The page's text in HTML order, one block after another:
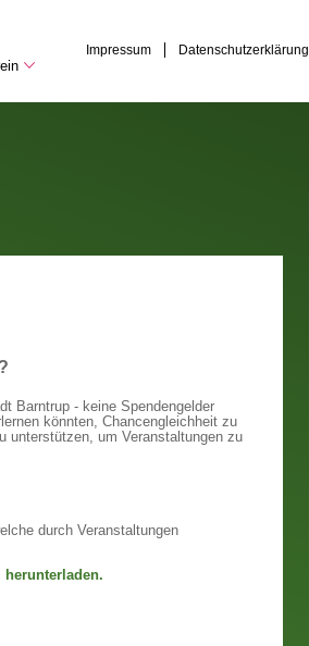
Impressum Datenschutzerklärung
Barntrup - keine Spendengelder
könnten, Chancengleichheit zu
unterstützen, um Veranstaltungen zu
durch Veranstaltungen